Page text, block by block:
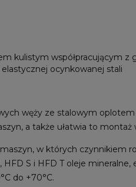
kulistym współpracującym z
ocynkowanej stali
węży ze stalowym
a także ułatwia to
w których czynnikiem
HFD S i HFD T oleje
do +70°C.